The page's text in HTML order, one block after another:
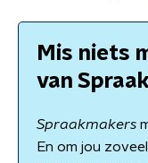
Mis niets
van
Spraakmakers
En om jou